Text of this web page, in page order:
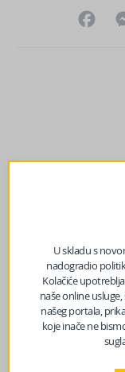
prethodni članak
Crnadak
U skladu s
nadogradio
Kolačiće
naše online
našeg portala,
koje inače ne